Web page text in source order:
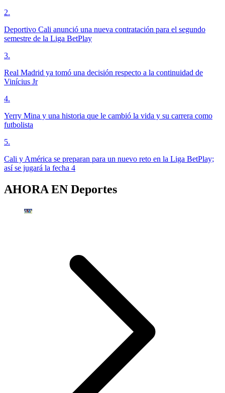
2.
Deportivo Cali anunció una nueva contratación para el segundo
semestre de la Liga BetPlay
3.
Real Madrid ya tomó una decisión respecto a la continuidad de
Vinícius Jr
4.
Yerry Mina y una historia que le cambió la vida y su carrera como
futbolista
5.
Cali y América se preparan para un nuevo reto en la Liga BetPlay;
así se jugará la fecha 4
AHORA EN Deportes